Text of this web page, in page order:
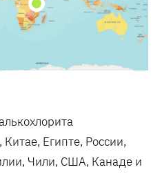
Египте, России,
Чили, США, Канаде и